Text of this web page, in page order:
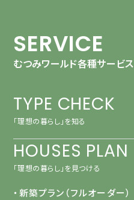
SERVICE
むつみワールド各種サービス
TYPE CHECK
「理想の暮らし」を知る
HOUSES PLAN
「理想の暮らし」を見つける
・新築プラン（フルオーダー）